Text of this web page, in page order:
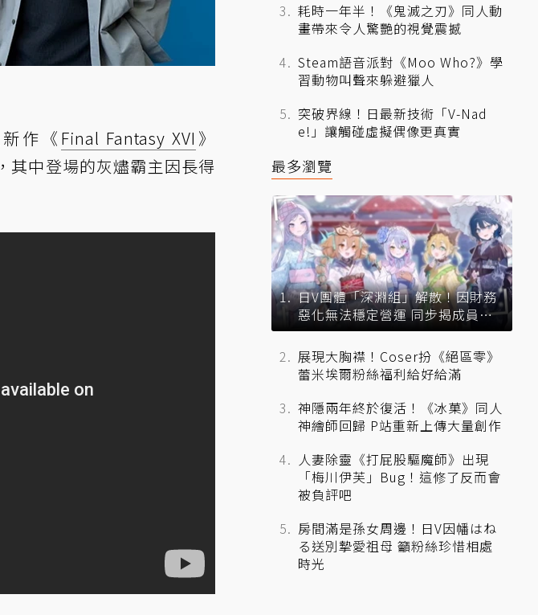
作《 Final Fantasy XVI 》
其中登場的灰燼霸主因長得
耗時一年半！《鬼滅之刃》同人動
畫帶來令人驚艷的視覺震撼
Steam語音派對《Moo Who?》學
習動物叫聲來躲避獵人
突破界線！日最新技術「V-Nad
e!」讓觸碰虛擬偶像更真實
最多瀏覽
日V團體「深淵組」解散！因財務
惡化無法穩定營運 同步揭成員未
來去向
展現大胸襟！Coser扮《絕區零》
蕾米埃爾粉絲福利給好給滿
神隱兩年終於復活！《冰菓》同人
神繪師回歸 P站重新上傳大量創作
人妻除靈《打屁股驅魔師》出現
「梅川伊芙」Bug！這修了反而會
被負評吧
房間滿是孫女周邊！日V因幡はね
る送別摯愛祖母 籲粉絲珍惜相處
時光